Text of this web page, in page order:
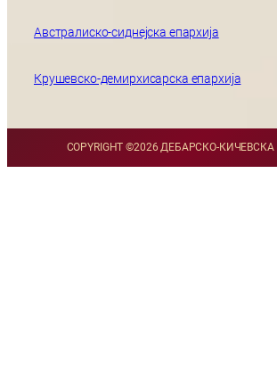
Австралиско-сиднејска епархија
Крушевско-демирхисарска епархија
COPYRIGHT ©2026 ДЕБАРСКО-